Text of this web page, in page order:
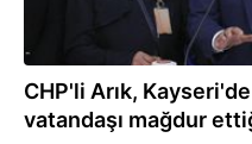
CHP'li Arık,
vatandaşı mağdur